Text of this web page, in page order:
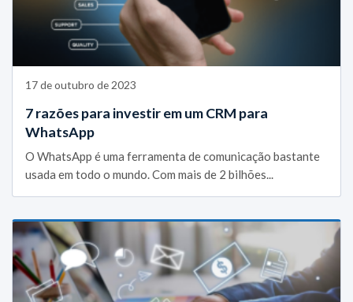
17 de outubro de 2023
7 razões para investir em um CRM para
WhatsApp
O WhatsApp é uma ferramenta de comunicação bastante
usada em todo o mundo. Com mais de 2 bilhões...